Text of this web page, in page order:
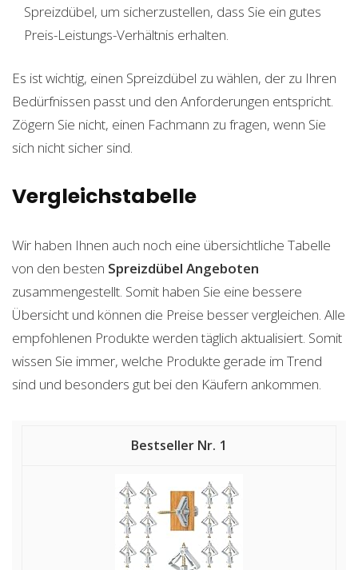
Spreizdübel, um sicherzustellen, dass Sie ein gutes
Preis-Leistungs-Verhältnis erhalten.
Es ist wichtig, einen Spreizdübel zu wählen, der zu Ihren
Bedürfnissen passt und den Anforderungen entspricht.
Zögern Sie nicht, einen Fachmann zu fragen, wenn Sie
sich nicht sicher sind.
Vergleichstabelle
Wir haben Ihnen auch noch eine übersichtliche Tabelle
von den besten Spreizdübel Angeboten
zusammengestellt. Somit haben Sie eine bessere
Übersicht und können die Preise besser vergleichen. Alle
empfohlenen Produkte werden täglich aktualisiert. Somit
wissen Sie immer, welche Produkte gerade im Trend
sind und besonders gut bei den Käufern ankommen.
1